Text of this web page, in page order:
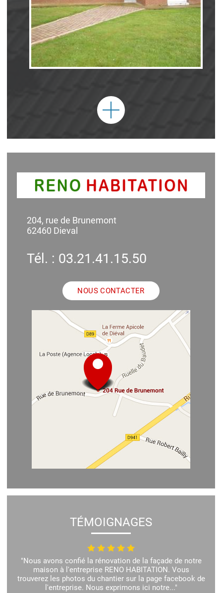
204, rue de Brunemont
62460 Dieval
Tél. : 03.21.41.15.50
NOUS CONTACTER
TÉMOIGNAGES
"Nous avons confié la rénovation de la façade de notre
maison à l'entreprise RENO HABITATION. Vous
trouverez les photos du chantier sur la page facebook de
l'entreprise. Nous exprimons ici notre..."